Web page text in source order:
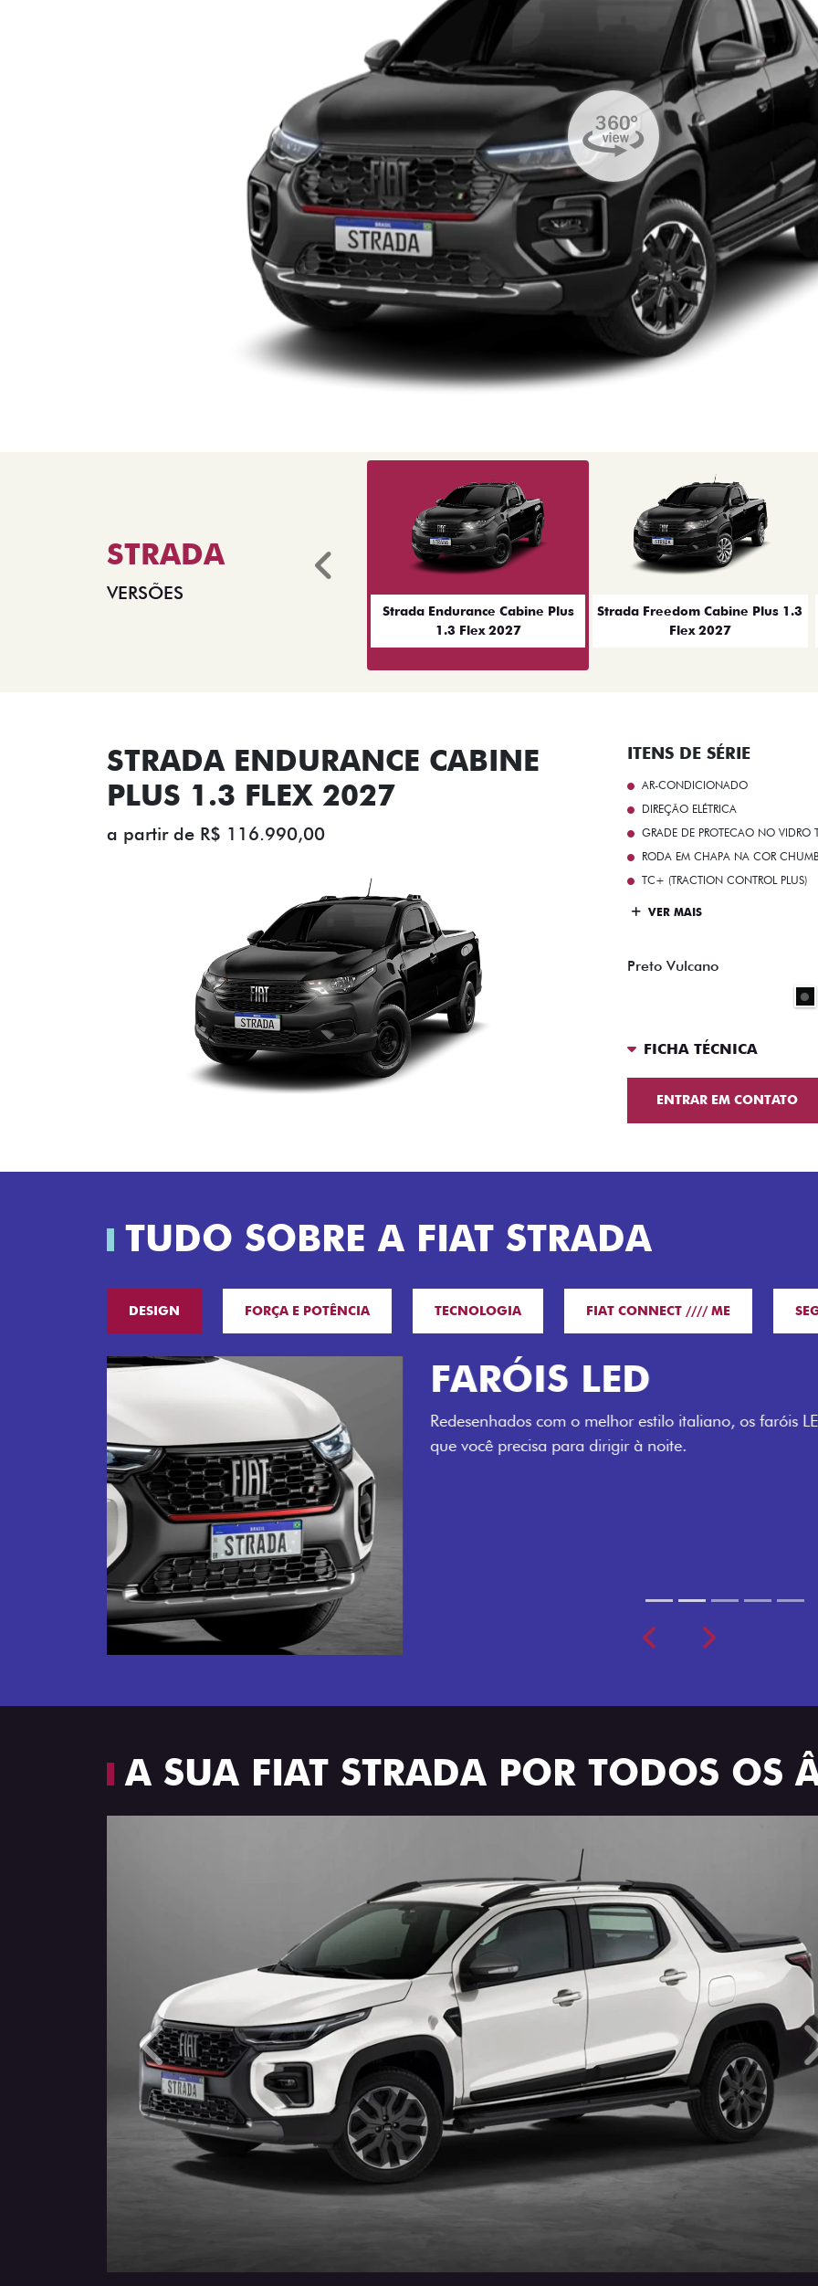
STRADA
VERSÕES
Strada Endurance Cabine Plus
1.3 Flex 2027
Strada Freedom Cabine Plus 1.3
Flex 2027
Anterior
STRADA ENDURANCE CABINE
PLUS 1.3 FLEX 2027
a partir de R$ 116.990,00
ITENS DE SÉRIE
AR-CONDICIONADO
DIREÇÃO ELÉTRICA
GRADE DE PROTECAO NO VIDRO
RODA EM CHAPA NA COR
TC+ (TRACTION CONTROL PLUS)
VER MAIS
Preto Vulcano
FICHA TÉCNICA
ENTRAR EM CONTATO
TUDO SOBRE A FIAT STRADA
DESIGN FORÇA E POTÊNCIA TECNOLOGIA FIAT CONNECT //// ME
O
LUGARES
Espaço e conforto
PreviousNext
A SUA FIAT STRADA POR TODOS OS
Anterior